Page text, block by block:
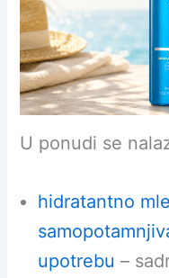
U ponudi se
hidratantno
upotrebu –